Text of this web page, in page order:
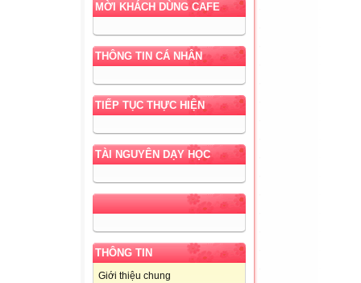
MỜI KHÁCH DÙNG CAFE
THÔNG TIN CÁ NHÂN
TIẾP TỤC THỰC HIỆN
TÀI NGUYÊN DẠY HỌC
THÔNG TIN
Giới thiệu chung